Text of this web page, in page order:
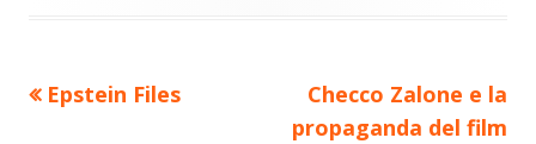
Navigazione
Precedente
Epstein Files
Nuovo
articolo:
Checco Zalone e la
propaganda del film